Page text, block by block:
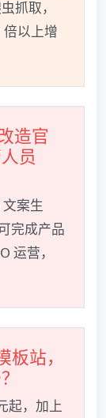
抓取，
以上增
造官
员
案生
完成产品
运营，
站，
起，加上